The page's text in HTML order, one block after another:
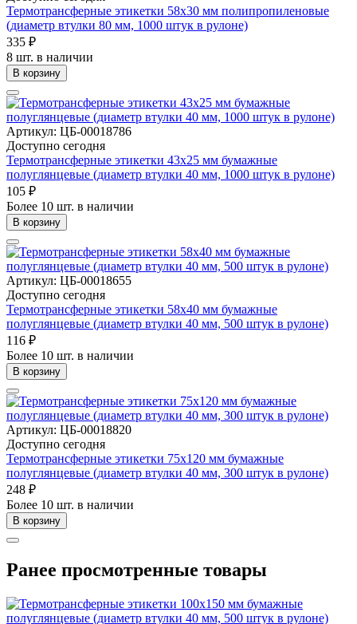
Термотрансферные этикетки 58х30 мм полипропиленовые
(диаметр втулки 80 мм, 1000 штук в рулоне)
335 ₽
8 шт. в наличии
В корзину
Артикул: ЦБ-00018786
Доступно сегодня
Термотрансферные этикетки 43х25 мм бумажные
полуглянцевые (диаметр втулки 40 мм, 1000 штук в рулоне)
105 ₽
Более 10 шт. в наличии
В корзину
Артикул: ЦБ-00018655
Доступно сегодня
Термотрансферные этикетки 58х40 мм бумажные
полуглянцевые (диаметр втулки 40 мм, 500 штук в рулоне)
116 ₽
Более 10 шт. в наличии
В корзину
Артикул: ЦБ-00018820
Доступно сегодня
Термотрансферные этикетки 75х120 мм бумажные
полуглянцевые (диаметр втулки 40 мм, 300 штук в рулоне)
248 ₽
Более 10 шт. в наличии
В корзину
Ранее просмотренные товары